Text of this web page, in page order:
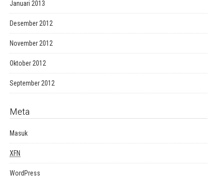
Januari 2013
Desember 2012
November 2012
Oktober 2012
September 2012
Meta
Masuk
XFN
WordPress